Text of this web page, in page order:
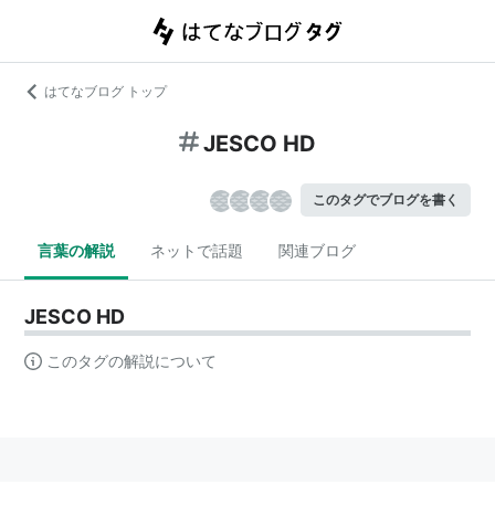
はてなブログ トップ
JESCO HD
このタグでブログを書く
言葉の解説 ネットで話題 関連ブログ
JESCO HD
このタグの解説について